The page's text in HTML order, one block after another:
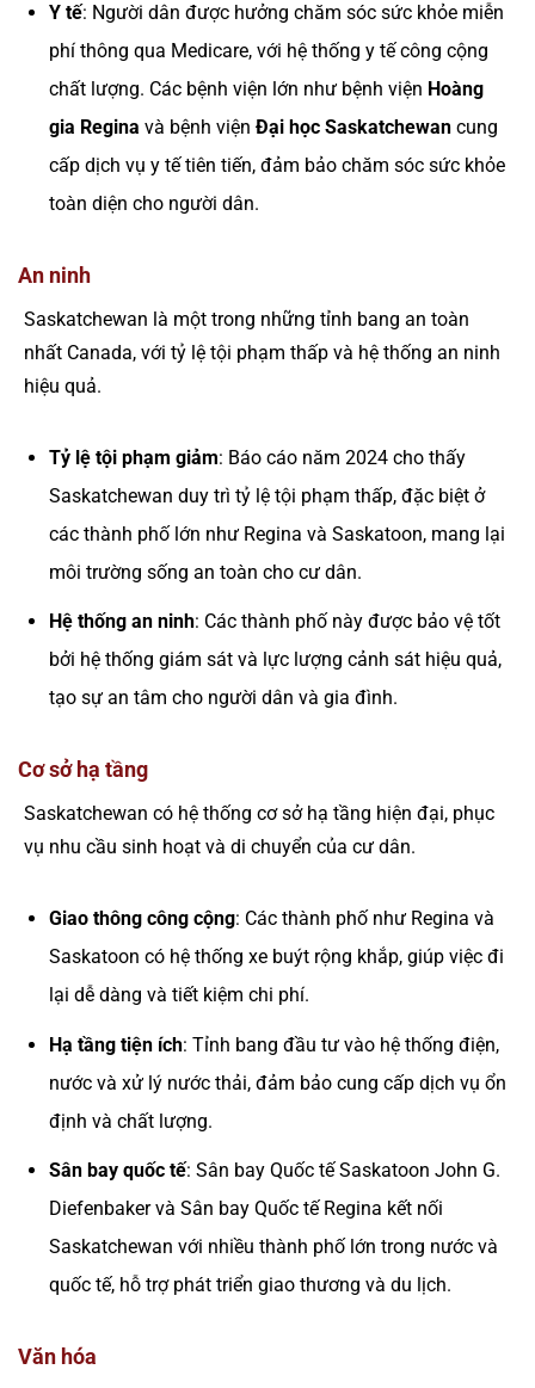
Y tế: Người dân được hưởng chăm sóc sức khỏe miễn
phí thông qua Medicare, với hệ thống y tế công cộng
chất lượng. Các bệnh viện lớn như bệnh viện Hoàng
gia Regina và bệnh viện Đại học Saskatchewancung
cấp dịch vụ y tế tiên tiến, đảm bảo chăm sóc sức khỏe
toàn diện cho người dân.
An ninh
Saskatchewan là một trong những tỉnh bang an toàn
nhất Canada, với tỷ lệ tội phạm thấp và hệ thống an ninh
hiệu quả.
Tỷ lệ tội phạm giảm: Báo cáo năm 2024 cho thấy
Saskatchewan duy trì tỷ lệ tội phạm thấp, đặc biệt ở
các thành phố lớn như Regina và Saskatoon, mang lại
môi trường sống an toàn cho cư dân.
Hệ thống an ninh: Các thành phố này được bảo vệ tốt
bởi hệ thống giám sát và lực lượng cảnh sát hiệu quả,
tạo sự an tâm cho người dân và gia đình.
Cơ sở hạ tầng
Saskatchewan có hệ thống cơ sở hạ tầng hiện đại, phục
vụ nhu cầu sinh hoạt và di chuyển của cư dân.
Giao thông công cộng: Các thành phố như Regina và
Saskatoon có hệ thống xe buýt rộng khắp, giúp việc đi
lại dễ dàng và tiết kiệm chi phí.
Hạ tầng tiện ích: Tỉnh bang đầu tư vào hệ thống điện,
nước và xử lý nước thải, đảm bảo cung cấp dịch vụ ổn
định và chất lượng.
Sân bay quốc tế: Sân bay Quốc tế Saskatoon John G.
Diefenbaker và Sân bay Quốc tế Regina kết nối
Saskatchewan với nhiều thành phố lớn trong nước và
quốc tế, hỗ trợ phát triển giao thương và du lịch.
Văn hóa